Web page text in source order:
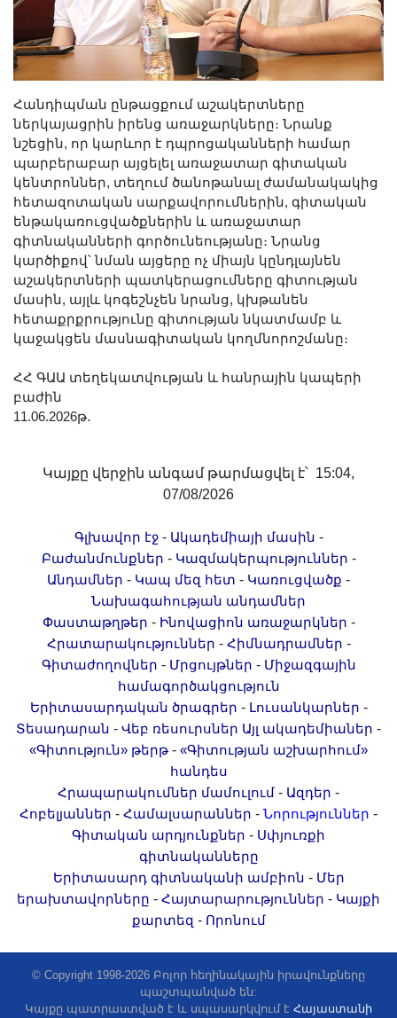
Հանդիպման ընթացքում աշակերտները
ներկայացրին իրենց առաջարկները։ Նրանք
նշեցին, որ կարևոր է դպրոցականների համար
պարբերաբար այցելել առաջատար գիտական
կենտրոններ, տեղում ծանոթանալ ժամանակակից
հետազոտական սարքավորումներին, գիտական
ենթակառուցվածքներին և առաջատար
գիտնականների գործունեությանը։ Նրանց
կարծիքով՝ նման այցերը ոչ միայն կընդլայնեն
աշակերտների պատկերացումները գիտության
մասին, այլև կոգեշնչեն նրանց, կխթանեն
հետաքրքրությունը գիտության նկատմամբ և
կաջակցեն մասնագիտական կողմնորոշմանը։
ՀՀ ԳԱԱ տեղեկատվության և հանրային կապերի
բաժին
11.06.2026թ․
Կայքը վերջին անգամ թարմացվել է՝ 15:04,
07/08/2026
Գլխավոր էջ- Ակադեմիայի մասին -
Բաժանմունքներ - Կազմակերպություններ -
Անդամներ - Կապ մեզ հետ - Կառուցվածք -
Նախագահության անդամներ
Փաստաթղթեր - Ինովացիոն առաջարկներ -
Հրատարակություններ - Հիմնադրամներ -
Գիտաժողովներ - Մրցույթներ - Միջազգային
համագործակցություն
Երիտասարդական ծրագրեր - Լուսանկարներ -
Տեսադարան - Վեբ ռեսուրսներ Այլ ակադեմիաներ -
«Գիտություն» թերթ - «Գիտության աշխարհում»
հանդես
Հրապարակումներ մամուլում - Ազդեր -
Հոբելյաններ - Համալսարաններ - Նորություններ -
Գիտական արդյունքներ - Սփյուռքի
գիտնականները
Երիտասարդ գիտնականի ամբիոն - Մեր
երախտավորները - Հայտարարություններ - Կայքի
քարտեզ - Որոնում
© Copyright 1998-2026 Բոլոր հեղինակային իրավունքները
պաշտպանված են:
Կայքը պատրաստված է և սպասարկվում է Հայաստանի